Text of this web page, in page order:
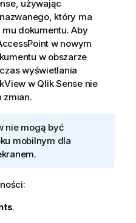
, używając
który ma
dokumentu. Aby
w nowym
w obszarze
wyświetlania
w Qlik Sensenie
zmian.
nie mogą być
mobilnym dla
.